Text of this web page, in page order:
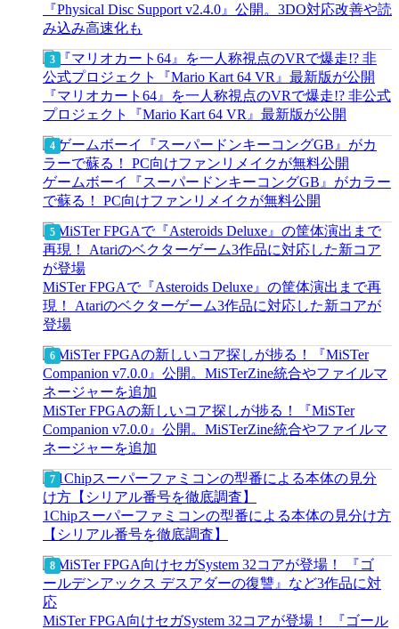
『Physical Disc Support v2.4.0』公開。3DO対応改善や読
み込み高速化も
『マリオカート64』を一人称視点のVRで爆走!? 非公式
プロジェクト『Mario Kart 64 VR』最新版が公開
ゲームボーイ『スーパードンキーコングGB』がカラー
で蘇る！ PC向けファンリメイクが無料公開
MiSTer FPGAで『Asteroids Deluxe』の筐体演出まで再
現！ Atariのベクターゲーム3作品に対応した新コアが
登場
MiSTer FPGAの新しいコア探しが捗る！『MiSTer
Companion v7.0.0』公開。MiSTerZine統合やファイルマ
ネージャーを追加
1Chipスーパーファミコンの型番による本体の見分け方
【シリアル番号を徹底調査】
MiSTer FPGA向けセガSystem 32コアが登場！ 『ゴール